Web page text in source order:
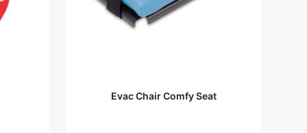
Evac Chair Comfy Seat